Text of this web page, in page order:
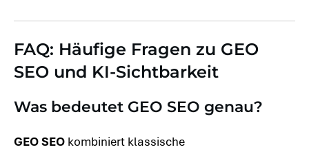
FAQ: Häufige Fragen zu GEO
SEO und KI-Sichtbarkeit
Was bedeutet GEO SEO genau?
GEO SEO kombiniert klassische